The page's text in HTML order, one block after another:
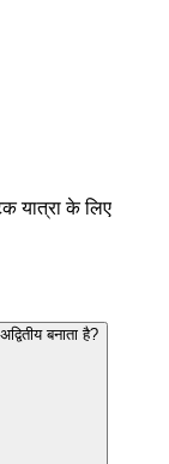
यात्रा के लिए
बनाता है?